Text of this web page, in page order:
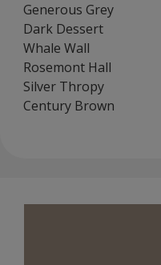
Generous Grey
Dark Dessert
Whale Wall
Rosemont Hall
Silver Thropy
Century Brown